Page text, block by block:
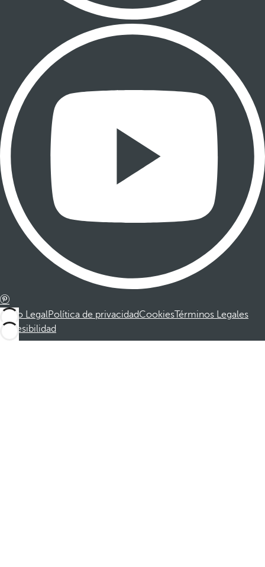
Aviso LegalPolítica de privacidadCookiesTérminos Legales
Accesibilidad